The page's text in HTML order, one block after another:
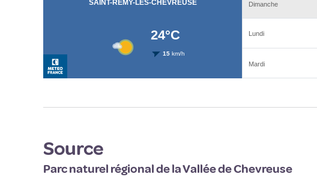
Source
Parc naturel régional de la Vallée de Chevreuse